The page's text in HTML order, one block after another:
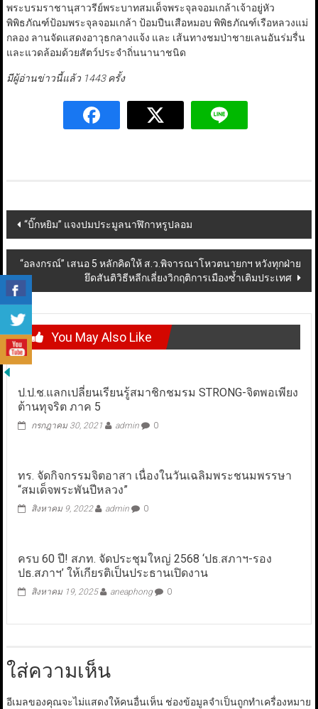
พระบรมราชานุสาวรีย์พระบาทสมเด็จพระจุลจอมเกล้าเจ้าอยู่หัว
พิพิธภัณฑ์ป้อมพระจุลจอมเกล้า ป้อมปืนเสือหมอบ พิพิธภัณฑ์เรือหลวงแม่
กลอง ลานจัดแสดงอาวุธกลางแจ้ง และ เส้นทางชมป่าชายเลนอันร่มรื่น
และแวดล้อมด้วยสัตว์ประจำถิ่นนานาชนิด
มีผู้อ่านข่าวนี้แล้ว 1443 ครั้ง
Post
navigation
“บิ๊กหยิม” แจงปมประมูลนาฬิกาหรูปลอม
“อลงกรณ์” เสนอ 5 หลักคิดให้ ส.ว.พิจารณาโหวตนายกฯ หวังทุกฝ่าย
ยึดสันติวิธีหลีกเลี่ยงวิกฤติการเมืองซ้ำเติมประเทศ
You May Also Like
ป.ป.ช.แลกเปลี่ยนเรียนรู้สมาชิกชมรม STRONG-จิตพอเพียง
ต้านทุจริต ภาค 5
กรกฎาคม 30, 2021 admin 0
ทร. จัดกิจกรรมจิตอาสา เนื่องในวันเฉลิมพระชนมพรรษา
“สมเด็จพระพันปีหลวง”
สิงหาคม 9, 2022 admin 0
ครบ 60 ปี! สภท. จัดประชุมใหญ่ 2568 ‘ปธ.สภาฯ-รอง
ปธ.สภาฯ’ ให้เกียรติเป็นประธานเปิดงาน
สิงหาคม 19, 2025 aneaphong 0
ใส่ความเห็น
อีเมลของคุณจะไม่แสดงให้คนอื่นเห็น ช่องข้อมูลจำเป็นถูกทำเครื่องหมาย